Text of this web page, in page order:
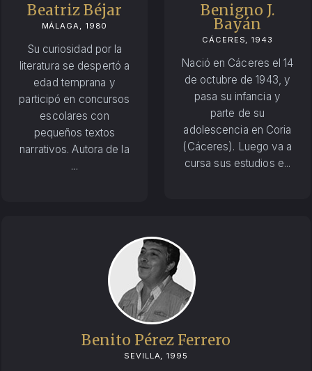
Beatriz Béjar
MÁLAGA, 1980
Su curiosidad por la
literatura se despertó a
edad temprana y
participó en concursos
escolares con
pequeños textos
narrativos. Autora de la
...
Benigno J.
Bayán
CÁCERES, 1943
Nació en Cáceres el 14
de octubre de 1943, y
pasa su infancia y
parte de su
adolescencia en Coria
(Cáceres). Luego va a
cursa sus estudios e...
Benito Pérez Ferrero
SEVILLA, 1995